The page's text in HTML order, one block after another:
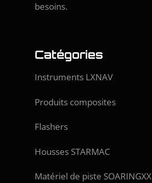
besoins.
Catégories
Instruments LXNAV
Produits composites
Flashers
Housses STARMAC
Matériel de piste SOARINGXX